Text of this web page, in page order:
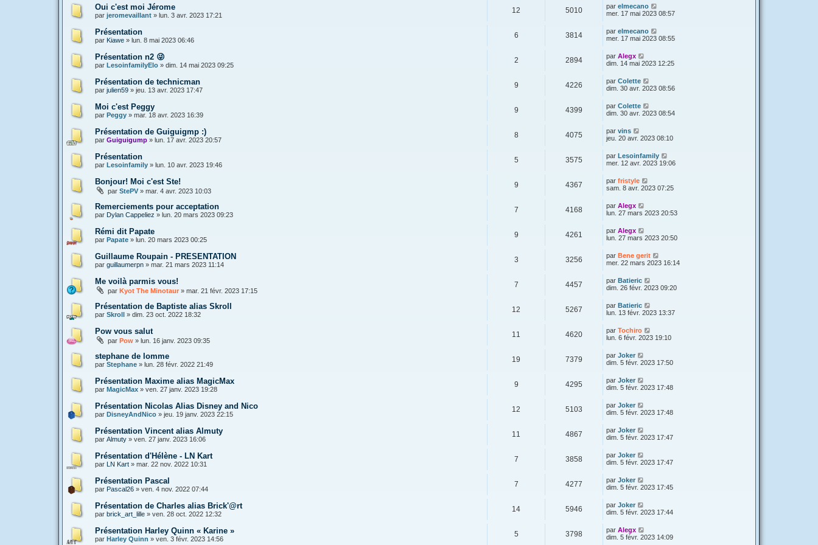
Oui c'est moi Jérome
par jeromevaillant » lun. 3 avr. 2023 17:21
12 5010 par elmecano
mer. 17 mai 2023 08:57
Présentation
par Kiawe » lun. 8 mai 2023 06:46
6 3814 par elmecano
mer. 17 mai 2023 08:55
Présentation n2 😜
par LesoinfamilyElo » dim. 14 mai 2023 09:25
2 2894 par Alegx
dim. 14 mai 2023 12:25
Présentation de technicman
par julien59 » jeu. 13 avr. 2023 17:47
9 4226 par Colette
dim. 30 avr. 2023 08:56
Moi c'est Peggy
par Peggy » mar. 18 avr. 2023 16:39
9 4399 par Colette
dim. 30 avr. 2023 08:54
Présentation de Guiguigmp :)
par Guiguigump » lun. 17 avr. 2023 20:57
8 4075 par vins
jeu. 20 avr. 2023 08:10
Présentation
par Lesoinfamily » lun. 10 avr. 2023 19:46
5 3575 par Lesoinfamily
mer. 12 avr. 2023 19:06
Bonjour! Moi c'est Ste!
par StePV » mar. 4 avr. 2023 10:03
9 4367 par fristyle
sam. 8 avr. 2023 07:25
Remerciements pour acceptation
par Dylan Cappeliez » lun. 20 mars 2023 09:23
7 4168 par Alegx
lun. 27 mars 2023 20:53
Rémi dit Papate
par Papate » lun. 20 mars 2023 00:25
9 4261 par Alegx
lun. 27 mars 2023 20:50
Guillaume Roupain - PRESENTATION
par guillaumerpn » mar. 21 mars 2023 11:14
3 3256 par Bene gerit
mer. 22 mars 2023 16:14
Me voilà parmis vous!
par Kyot The Minotaur » mar. 21 févr. 2023 17:15
7 4457 par Batieric
dim. 26 févr. 2023 09:20
Présentation de Baptiste alias Skroll
par Skroll » dim. 23 oct. 2022 18:32
12 5267 par Batieric
lun. 13 févr. 2023 13:37
Pow vous salut
par Pow » lun. 16 janv. 2023 09:35
11 4620 par Tochiro
lun. 6 févr. 2023 19:10
stephane de lomme
par Stephane » lun. 28 févr. 2022 21:49
19 7379 par Joker
dim. 5 févr. 2023 17:50
Présentation Maxime alias MagicMax
par MagicMax » ven. 27 janv. 2023 19:28
9 4295 par Joker
dim. 5 févr. 2023 17:48
Présentation Nicolas Alias Disney and Nico
par DisneyAndNico » jeu. 19 janv. 2023 22:15
12 5103 par Joker
dim. 5 févr. 2023 17:48
Présentation Vincent alias Almuty
par Almuty » ven. 27 janv. 2023 16:06
11 4867 par Joker
dim. 5 févr. 2023 17:47
Présentation d'Hélène - LN Kart
par LN Kart » mar. 22 nov. 2022 10:31
7 3858 par Joker
dim. 5 févr. 2023 17:47
Présentation Pascal
par Pascal26 » ven. 4 nov. 2022 07:44
7 4277 par Joker
dim. 5 févr. 2023 17:45
Présentation de Charles alias Brick'@rt
par brick_art_lille » ven. 28 oct. 2022 12:32
14 5946 par Joker
dim. 5 févr. 2023 17:44
Présentation Harley Quinn « Karine »
par Harley Quinn » ven. 3 févr. 2023 14:56
5 3798 par Alegx
dim. 5 févr. 2023 14:09